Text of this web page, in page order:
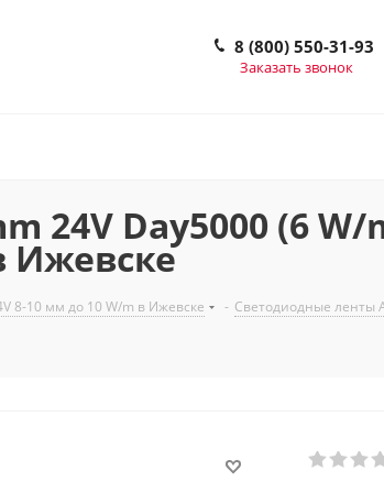
8 (800) 550-31-93
Заказать звонок
24V Day5000 (6 W/
Ижевске
8-10 мм до 10 W/m в Ижевске - Светодиодные ленты